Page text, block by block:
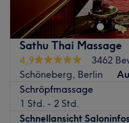
Sathu Thai Massage
4,9
3462
Schöneberg, Berlin
Schröpfmassage
1 Std. - 2 Std.
Schnellansicht